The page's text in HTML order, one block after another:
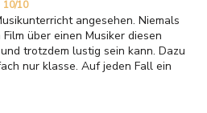
10/10
angesehen. Niemals
über einen Musiker diesen
trotzdem lustig sein kann. Dazu
nur klasse. Auf jeden Fall ein